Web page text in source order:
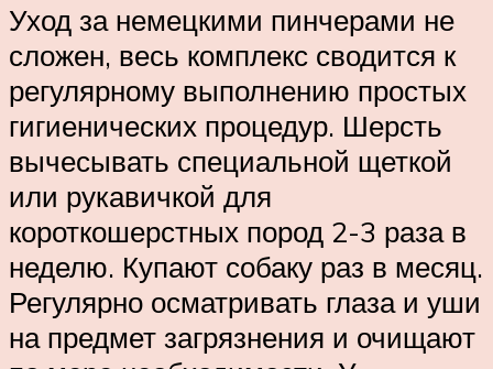
Уход за немецкими пинчерами не
сложен, весь комплекс сводится к
регулярному выполнению простых
гигиенических процедур. Шерсть
вычесывать специальной щеткой
или рукавичкой для
короткошерстных пород 2-3 раза в
неделю. Купают собаку раз в месяц.
Регулярно осматривать глаза и уши
на предмет загрязнения и очищают